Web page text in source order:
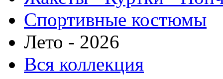
Спортивные костюмы
Лето - 2026
Вся коллекция